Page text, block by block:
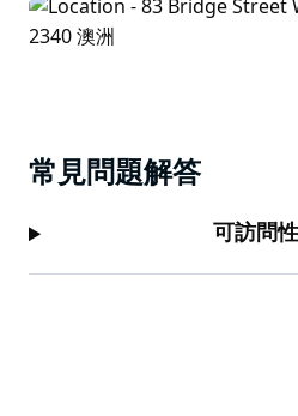
常見問題解答
可訪問性